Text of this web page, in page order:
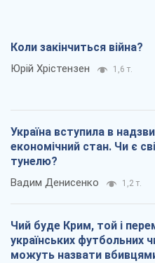
Коли закінчиться війна?
Юрій Хрістензен 1,6 т.
Україна вступила в
економічний стан. Чи є
тунелю?
Вадим Денисенко 1,2 т.
Чий буде Крим, той і
українських футбольних
можуть назвати